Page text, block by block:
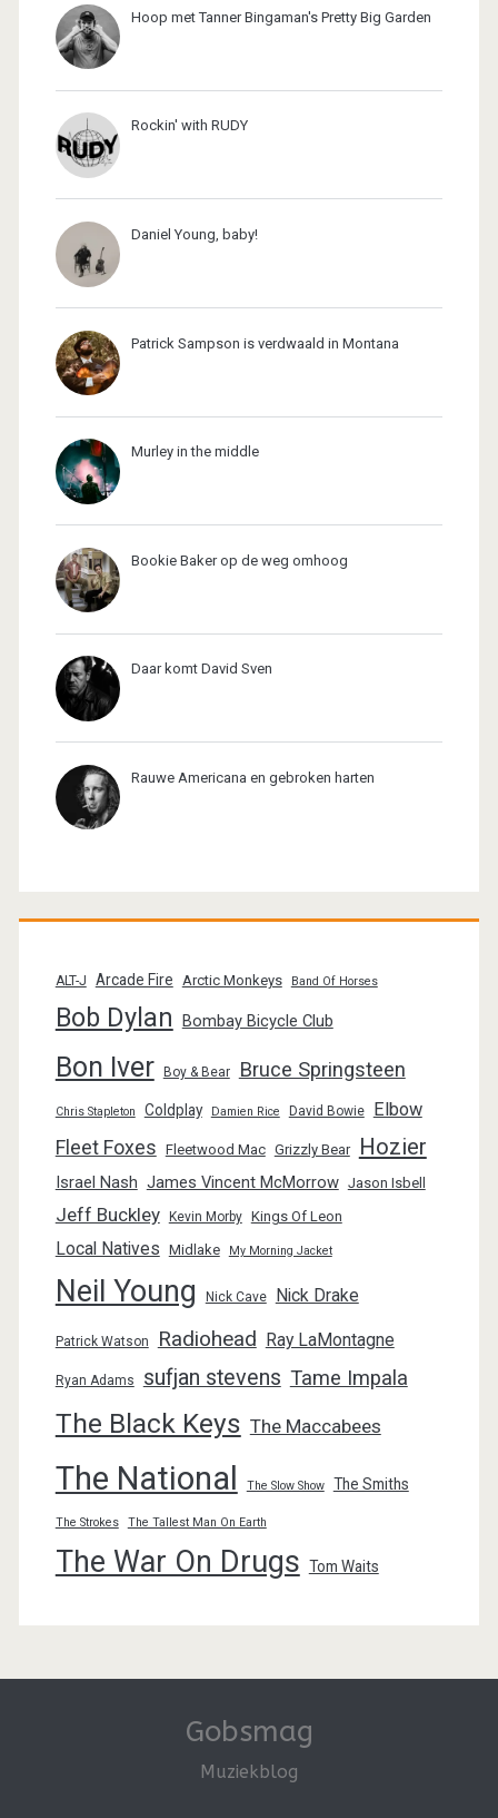
Hoop met Tanner Bingaman's Pretty Big Garden
Rockin' with RUDY
Daniel Young, baby!
Patrick Sampson is verdwaald in Montana
Murley in the middle
Bookie Baker op de weg omhoog
Daar komt David Sven
Rauwe Americana en gebroken harten
ALT-J Arcade Fire Arctic Monkeys Band Of Horses
Bob Dylan Bombay Bicycle Club
Bon Iver Boy & Bear Bruce Springsteen
Chris Stapleton Coldplay Damien Rice David Bowie Elbow
Fleet Foxes Fleetwood Mac Grizzly Bear Hozier
Israel Nash James Vincent McMorrow Jason Isbell
Jeff Buckley Kevin Morby Kings Of Leon
Local Natives Midlake My Morning Jacket
Neil Young Nick Cave Nick Drake
Patrick Watson Radiohead Ray LaMontagne
Ryan Adams sufjan stevens Tame Impala
The Black Keys The Maccabees
The National The Slow Show The Smiths
The Strokes The Tallest Man On Earth
The War On Drugs Tom Waits
Gobsmag
Muziekblog